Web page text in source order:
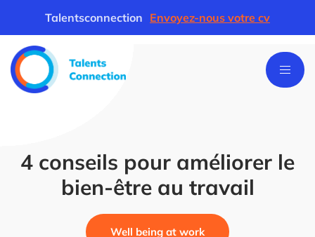
Talentsconnection Envoyez-nous votre cv
4 conseils pour améliorer le
bien-être au travail
Well being at work